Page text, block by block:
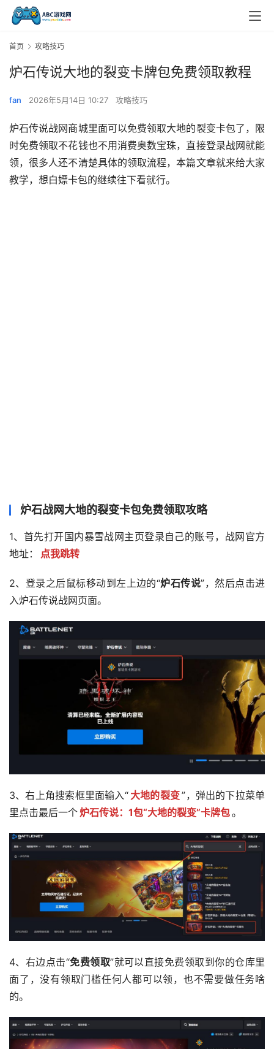
首页 攻略技巧
炉石传说大地的裂变卡牌包免费领取教程
fan 2026年5月14日 10:27 攻略技巧
炉石传说战网商城里面可以免费领取大地的裂变卡包了，限
时免费领取不花钱也不用消费奥数宝珠，直接登录战网就能
领，很多人还不清楚具体的领取流程，本篇文章就来给大家
教学，想白嫖卡包的继续往下看就行。
炉石战网大地的裂变卡包免费领取攻略
1、首先打开国内暴雪战网主页登录自己的账号，战网官方
地址：
点我跳转
2、登录之后鼠标移动到左上边的“炉石传说”，然后点击进
入炉石传说战网页面。
3、右上角搜索框里面输入“ 大地的裂变”，弹出的下拉菜单
里点击最后一个炉石传说：1包“大地的裂变”卡牌包。
4、右边点击“免费领取”就可以直接免费领取到你的仓库里
面了，没有领取门槛任何人都可以领，也不需要做任务啥
的。